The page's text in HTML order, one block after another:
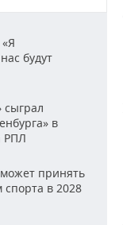
будут
сыграл
в
РПЛ
принять
в 2028